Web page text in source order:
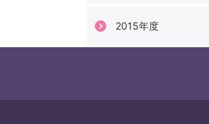
2015年度